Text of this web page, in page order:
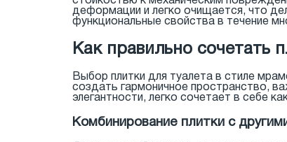
деформации и легко очищается, что
функциональные свойства в течение
Как правильно сочетать
Выбор плитки для туалета в стиле
создать гармоничное пространство,
элегантности, легко сочетает в себе
Комбинирование плитки с